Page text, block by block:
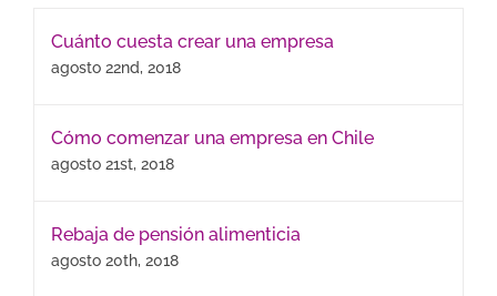
Cuánto cuesta crear una empresa
agosto 22nd, 2018
Cómo comenzar una empresa en Chile
agosto 21st, 2018
Rebaja de pensión alimenticia
agosto 20th, 2018